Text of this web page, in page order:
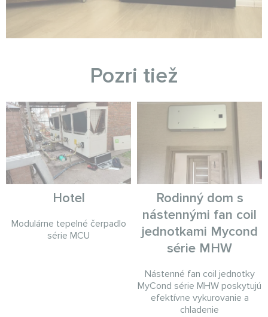
Pozri tiež
Hotel
Modulárne tepelné čerpadlo
série MCU
Rodinný dom s
nástennými fan coil
jednotkami Mycond
série MHW
Nástenné fan coil jednotky
MyCond série MHW poskytujú
efektívne vykurovanie a
chladenie